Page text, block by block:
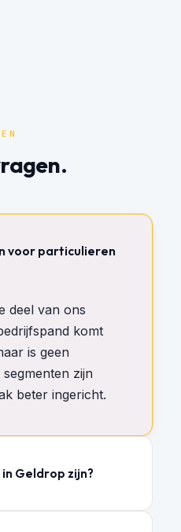
voor particulieren
deel van ons
komt
is geen
zijn
beter ingericht.
in Geldrop zijn?